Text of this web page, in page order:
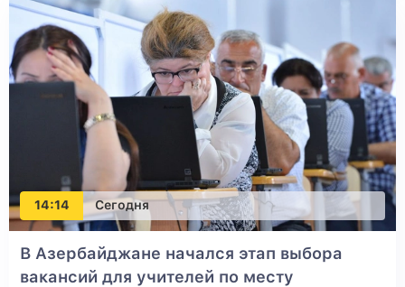
14:14 Сегодня
В Азербайджане начался этап выбора
вакансий для учителей по месту